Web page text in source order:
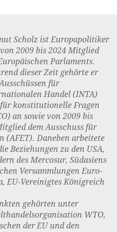
Scholz ist Europapolitiker
2009 bis 2024 Mitglied
Parlaments.
dieser Zeit gehörte er
für
Handel (INTA)
konstitutionelle Fragen
an sowie von 2009 bis
dem Ausschuss für
(AFET). Daneben arbeitete
Beziehungen zu den USA,
des Mercosur, Südasiens
Versammlungen Euro-
EU-Vereinigtes Königreich
gehörten unter
WTO,
der EU und den